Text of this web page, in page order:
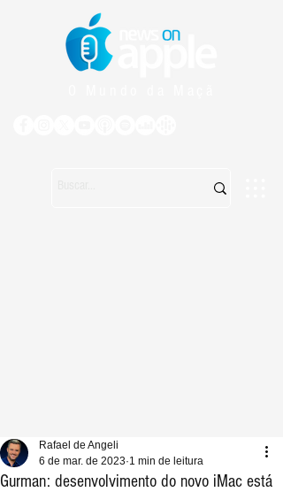
Gurman: desenvolvimento do novo iMac está
Rafael de Angeli
6 de mar. de 2023 1 min de leitura